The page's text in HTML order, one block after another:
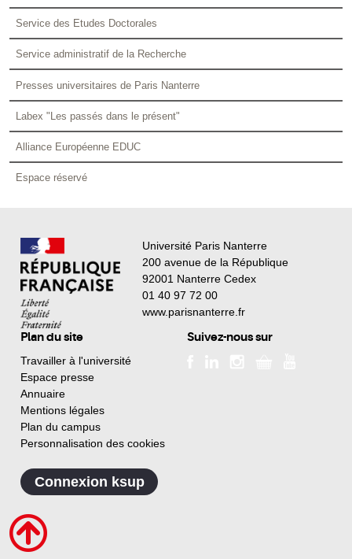
Service des Etudes Doctorales
Service administratif de la Recherche
Presses universitaires de Paris Nanterre
Labex "Les passés dans le présent"
Alliance Européenne EDUC
Espace réservé
Université Paris Nanterre
200 avenue de la République
92001 Nanterre Cedex
01 40 97 72 00
www.parisnanterre.fr
Plan du site
Travailler à l'université
Espace presse
Annuaire
Mentions légales
Plan du campus
Personnalisation des cookies
Suivez-nous sur
Connexion ksup